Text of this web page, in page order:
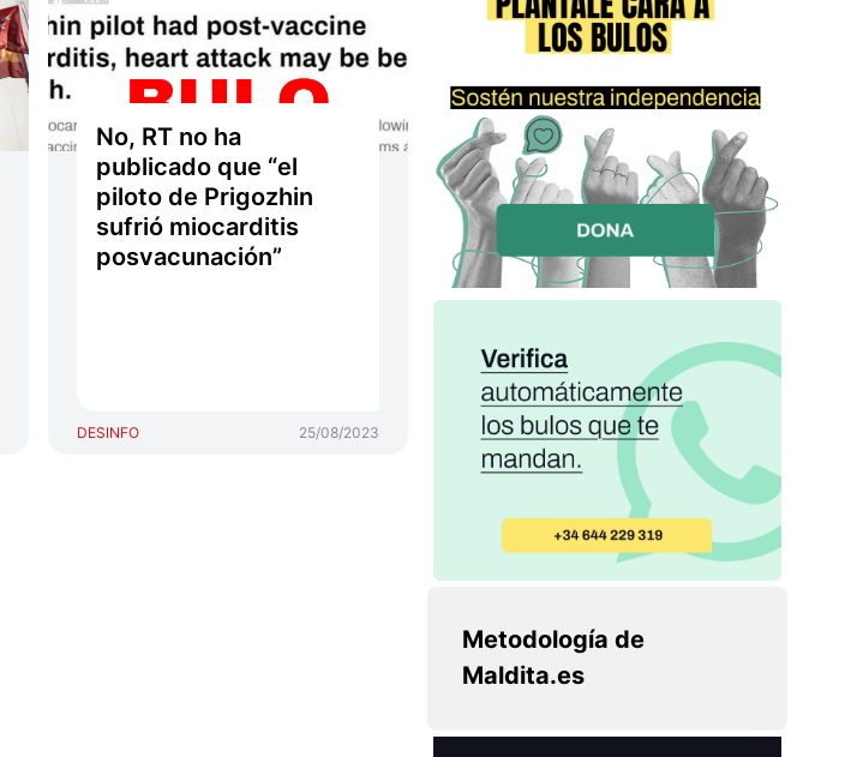
No, RT no ha
publicado que “el
piloto de Prigozhin
sufrió miocarditis
posvacunación”
DESINFO 25/08/2023
Metodología de
Maldita.es